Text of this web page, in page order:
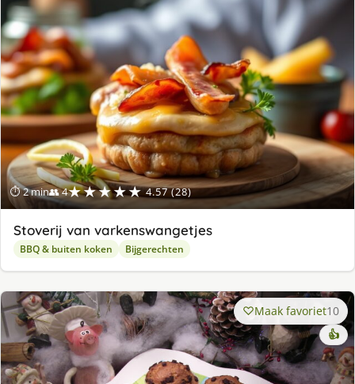
⏱ 2 min👥 4★★★★★ 4.57 (28)
Stoverij van varkenswangetjes
BBQ & buiten koken Bijgerechten
Maak favoriet10
👍